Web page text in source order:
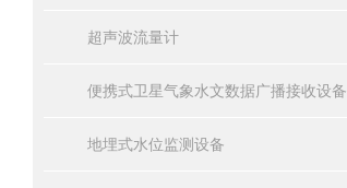
超声波流量计
便携式卫星气象水文数据广播接收设备
地埋式水位监测设备